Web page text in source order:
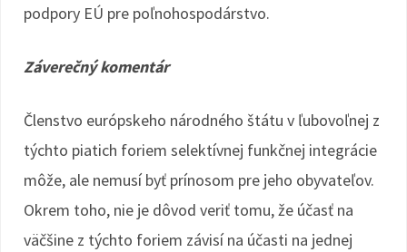
podpory EÚ pre poľnohospodárstvo.
Záverečný komentár
Členstvo európskeho národného štátu v ľubovoľnej z
týchto piatich foriem selektívnej funkčnej integrácie
môže, ale nemusí byť prínosom pre jeho obyvateľov.
Okrem toho, nie je dôvod veriť tomu, že účasť na
väčšine z týchto foriem závisí na účasti na jednej